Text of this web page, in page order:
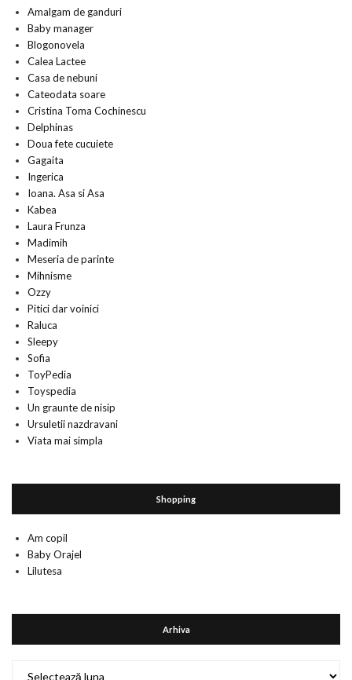
Amalgam de ganduri
Baby manager
Blogonovela
Calea Lactee
Casa de nebuni
Cateodata soare
Cristina Toma Cochinescu
Delphinas
Doua fete cucuiete
Gagaita
Ingerica
Ioana. Asa si Asa
Kabea
Laura Frunza
Madimih
Meseria de parinte
Mihnisme
Ozzy
Pitici dar voinici
Raluca
Sleepy
Sofia
ToyPedia
Toyspedia
Un graunte de nisip
Ursuletii nazdravani
Viata mai simpla
Shopping
Am copil
Baby Orajel
Lilutesa
Arhiva